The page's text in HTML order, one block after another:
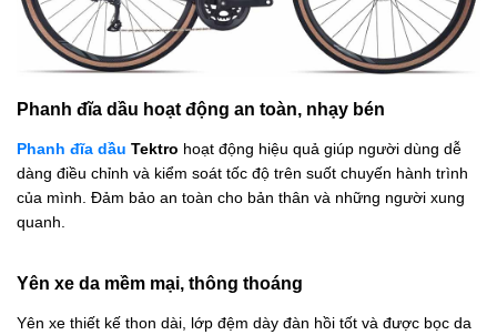
Phanh đĩa dầu hoạt động an toàn, nhạy bén
Phanh đĩa dầu Tektro hoạt động hiệu quả giúp người dùng dễ
dàng điều chỉnh và kiểm soát tốc độ trên suốt chuyến hành trình
của mình. Đảm bảo an toàn cho bản thân và những người xung
quanh.
Yên xe da mềm mại, thông thoáng
Yên xe thiết kế thon dài, lớp đệm dày đàn hồi tốt và được bọc da